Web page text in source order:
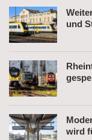
und
wird